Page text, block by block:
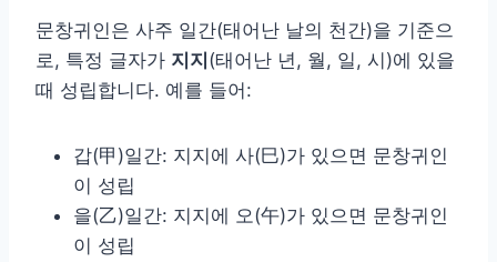
문창귀인은 사주 일간(태어난 날의 천간)을 기준으
로, 특정 글자가 지지(태어난 년, 월, 일, 시)에 있을
때 성립합니다. 예를 들어:
갑(甲)일간: 지지에 사(巳)가 있으면 문창귀인
이 성립
을(乙)일간: 지지에 오(午)가 있으면 문창귀인
이 성립